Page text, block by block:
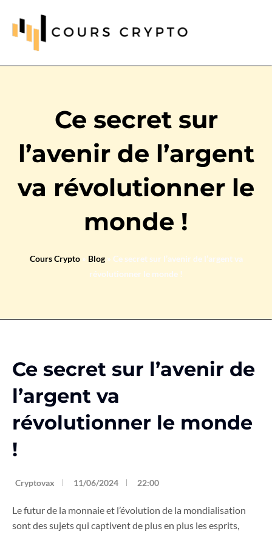
Ce secret sur
l’avenir de l’argent
va révolutionner le
monde !
Cours Crypto» Blog» Ce secret sur l’avenir de l’argent va
révolutionner le monde !
Ce secret sur l’avenir de
l’argent va
révolutionner le monde
!
Cryptovax 11/06/2024 22:00
Le futur de la monnaie et l’évolution de la mondialisation
sont des sujets qui captivent de plus en plus les esprits,